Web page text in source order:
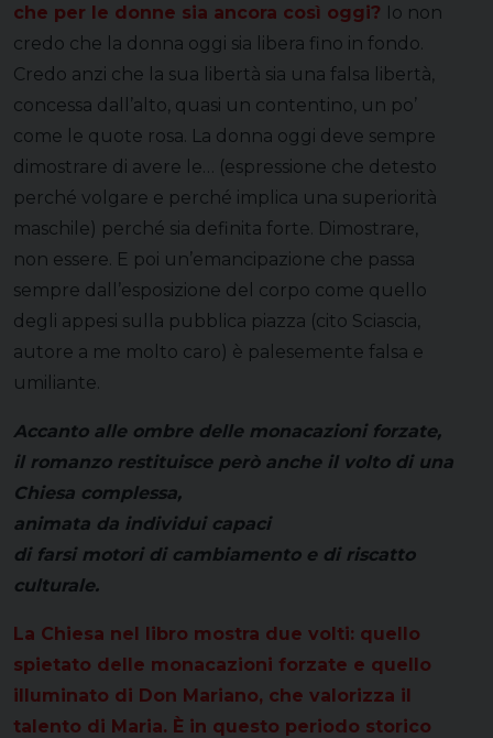
che per le donne sia ancora così oggi? Io non
credo che la donna oggi sia libera fino in fondo.
Credo anzi che la sua libertà sia una falsa libertà,
concessa dall’alto, quasi un contentino, un po’
come le quote rosa. La donna oggi deve sempre
dimostrare di avere le… (espressione che detesto
perché volgare e perché implica una superiorità
maschile) perché sia definita forte. Dimostrare,
non essere. E poi un’emancipazione che passa
sempre dall’esposizione del corpo come quello
degli appesi sulla pubblica piazza (cito Sciascia,
autore a me molto caro) è palesemente falsa e
umiliante.
Accanto alle ombre delle monacazioni forzate,
il romanzo restituisce però anche il volto di una
Chiesa complessa,
animata da individui capaci
di farsi motori di cambiamento e di riscatto
culturale.
La Chiesa nel libro mostra due volti: quello
spietato delle monacazioni forzate e quello
illuminato di Don Mariano, che valorizza il
talento di Maria. È in questo periodo storico